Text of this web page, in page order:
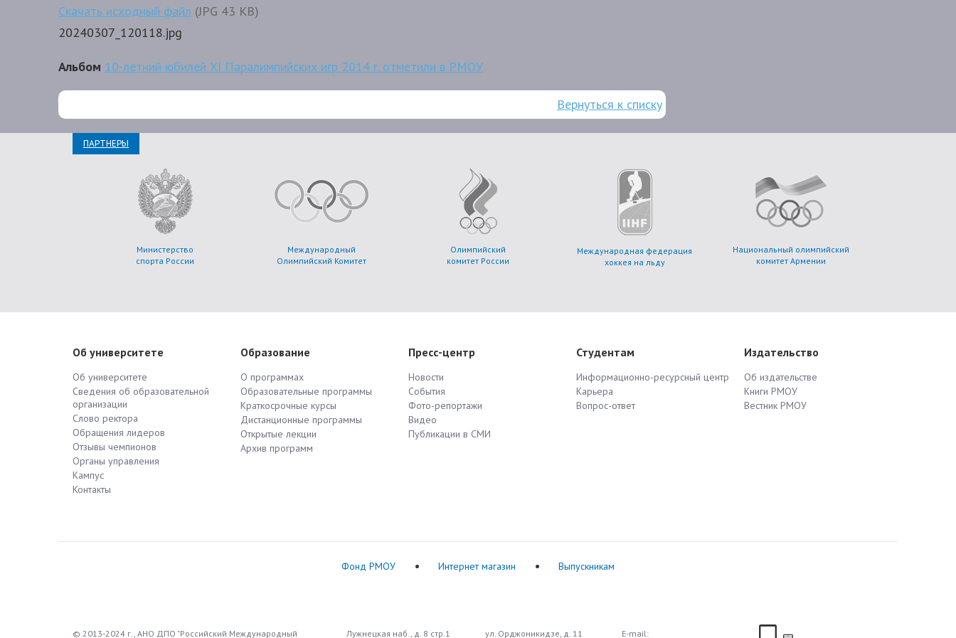
Скачать исходный файл JPG 43 KB
20240307_120118.jpg
Альбом 10-летний юбилей XI Паралимпийских игр 2014 г. отметили в РМОУ
Вернуться к списку
ПАРТНЕРЫ
Министерство
спорта России
Международный
Олимпийский Комитет
Олимпийский
комитет России
Международная федерация
хоккея на льду
Национальный олимпийский
комитет Армении
Об университете
Об университете
Сведения об образовательной
организации
Слово ректора
Обращения лидеров
Отзывы чемпионов
Органы управления
Кампус
Контакты
Образование
О программах
Образовательные программы
Краткосрочные курсы
Дистанционные программы
Открытые лекции
Архив программ
Пресс-центр
Новости
События
Фото-репортажи
Видео
Публикации в СМИ
Студентам
Информационно-ресурсный центр
Карьера
Вопрос-ответ
Издательство
Об издательстве
Книги РМОУ
Вестник РМОУ
Фонд РМОУ Интернет магазин Выпускникам
© 2013-2024 г., АНО ДПО "Российский Международный Лужнецкая наб., д. 8 стр.1 ул. Орджоникидзе, д. 11 E-mail: